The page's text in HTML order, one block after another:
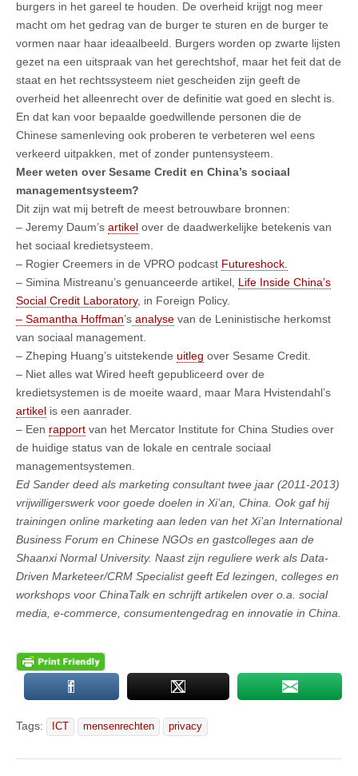
burgers in het gareel te houden. De overheid krijgt nog meer
macht om het gedrag van de burger te sturen en de burger te
vormen naar haar ideaalbeeld. Burgers worden op zwarte lijsten
gezet na een uitspraak van het gerechtshof, maar het feit dat de
staat en het rechtssysteem niet gescheiden zijn geeft de
overheid het alleenrecht over de definitie wat goed en slecht is.
En dat kan voor bepaalde goedwillende personen die de
Chinese samenleving ook proberen te verbeteren wel eens
verkeerd uitpakken, met of zonder puntensysteem.
Meer weten over Sesame Credit en China’s sociaal
managementsysteem?
Dit zijn wat mij betreft de meest betrouwbare bronnen:
– Jeremy Daum’s artikel over de daadwerkelijke betekenis van
het sociaal kredietsysteem.
– Rogier Creemers in de VPRO podcast Futureshock.
– Simina Mistreanu’s genuanceerde artikel, Life Inside China’s
Social Credit Laboratory, in Foreign Policy.
– Samantha Hoffman’s analyse van de Leninistische herkomst
van sociaal management.
– Zheping Huang’s uitstekende uitleg over Sesame Credit.
– Niet alles wat Wired heeft gepubliceerd over de
kredietsystemen is de moeite waard, maar Mara Hvistendahl’s
artikel is een aanrader.
– Een rapport van het Mercator Institute for China Studies over
de huidige status van de lokale en centrale sociaal
managementsystemen.
Ed Sander deed als marketing consultant twee jaar (2011-2013)
vrijwilligerswerk voor goede doelen in Xi’an, China. Ook gaf hij
trainingen online marketing aan leden van het Xi’an International
Business Forum en Chinese NGOs en gastcolleges aan de
Shaanxi Normal University. Naast zijn reguliere werk als Data-
Driven Marketeer/CRM Specialist geeft Ed lezingen, colleges en
workshops voor ChinaTalk en schrijft artikelen over o.a. social
media, e-commerce, consumentengedrag en innovatie in China.
Tags: ICT mensenrechten privacy